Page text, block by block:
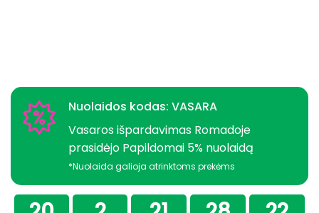
Nuolaidos kodas: VASARA
Vasaros išpardavimas Romadoje
prasidėjo Papildomai 5% nuolaidą
*Nuolaida galioja atrinktoms prekėms